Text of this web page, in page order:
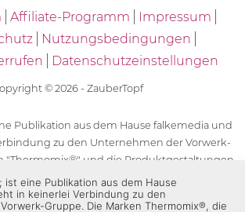
Affiliate-Programm
Impressum
Nutzungsbedingungen
Datenschutzeinstellungen
© 2026 - ZauberTopf
Publikation aus dem Hause falkemedia und
zu den Unternehmen der Vorwerk-
"Thermomix®" und die Produktgestaltungen
sind eingetragene Marken der Unternehmen
Die Marken Thermomix®, die Zeichen TM5®,
ist eine Publikation aus dem Hause
in keinerlei Verbindung zu den
Gruppe. Die Marken Thermomix®, die